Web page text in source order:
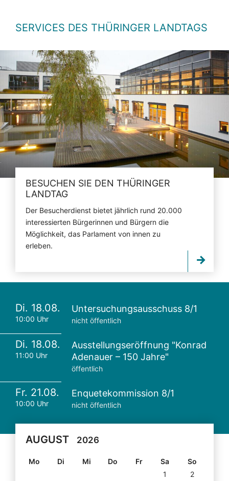
SERVICES DES THÜRINGER LANDTAGS
BESUCHEN SIE DEN THÜRINGER
LANDTAG
Der Besucherdienst bietet jährlich rund 20.000
interessierten Bürgerinnen und Bürgern die
Möglichkeit, das Parlament von innen zu
erleben.
Di. 18.08.
10:00 Uhr
Untersuchungsausschuss 8/1
nicht öffentlich
Di. 18.08.
11:00 Uhr
Ausstellungseröffnung "Konrad
Adenauer – 150 Jahre"
öffentlich
Fr. 21.08.
10:00 Uhr
Enquetekommission 8/1
nicht öffentlich
AUGUST 2026
Mo Di Mi Do Fr Sa
So
1
2